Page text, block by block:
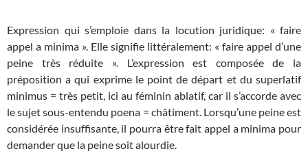
Expression qui s’emploie dans la locution juridique: « faire
appel a minima ». Elle signifie littéralement: « faire appel d’une
peine très réduite ». L’expression est composée de la
préposition a qui exprime le point de départ et du superlatif
minimus = très petit, ici au féminin ablatif, car il s’accorde avec
le sujet sous-entendu poena = châtiment. Lorsqu’une peine est
considérée insuffisante, il pourra être fait appel a minima pour
demander que la peine soit alourdie.